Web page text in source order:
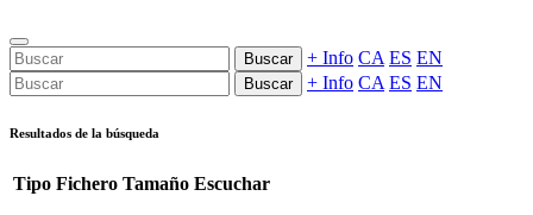
Buscar + Info CA ES EN
Buscar + Info CA ES EN
Resultados de la búsqueda
Tipo Fichero Tamaño Escuchar